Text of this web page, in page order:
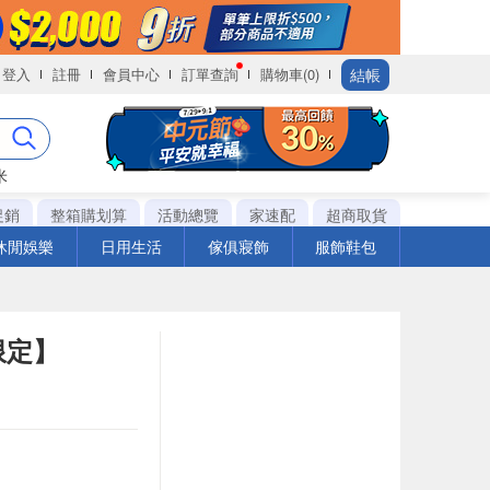
登入 註冊 會員中心 訂單查詢 購物車(0) 結帳
銷
整箱購划算 活動總覽 家速配
超商取貨
閒娛樂
日用生活 傢俱寢飾 服飾鞋包
】